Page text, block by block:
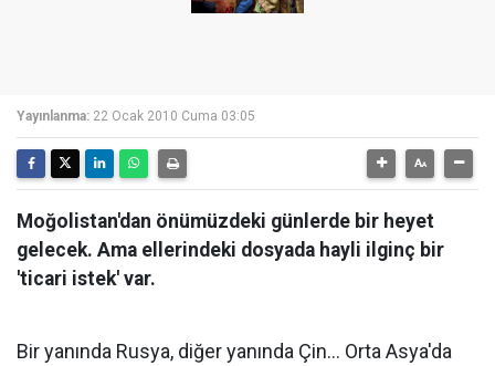
Yayınlanma: 22 Ocak 2010 Cuma 03:05
Moğolistan'dan önümüzdeki günlerde bir heyet
gelecek. Ama ellerindeki dosyada hayli ilginç bir
'ticari istek' var.
Bir yanında Rusya, diğer yanında Çin... Orta Asya'da